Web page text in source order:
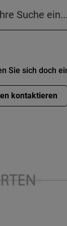
Sie sich doch
kontaktieren